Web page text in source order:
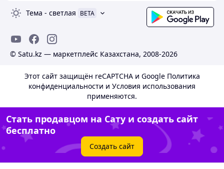
Тема - светлая BETA
© Satu.kz — маркетплейс Казахстана, 2008-2026
Этот сайт защищён reCAPTCHA и Google Политика
конфиденциальности и Условия использования
применяются.
Стать продавцом на Сату и создать сайт
бесплатно
Создать сайт